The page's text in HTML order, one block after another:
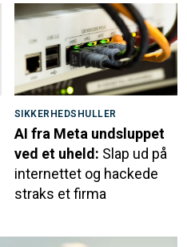
SIKKERHEDSHULLER
AI fra Meta undsluppet
ved et uheld: Slap ud på
internettet og hackede
straks et firma